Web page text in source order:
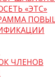
«ЭТС»
ЧЛЕНОВ